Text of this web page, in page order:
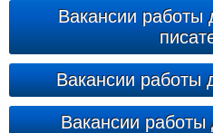
Вакансии работы
Вакансии работы
Вакансии работы